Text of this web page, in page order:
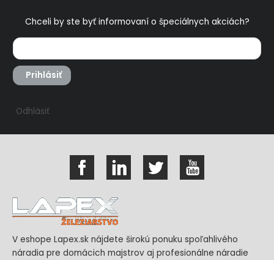
Chceli by ste byť informovaní o špeciálnych akciách?
Prihlásiť
Odhlásiť
V eshope Lapex.sk nájdete širokú ponuku spoľahlivého
náradia pre domácich majstrov aj profesionálne náradie